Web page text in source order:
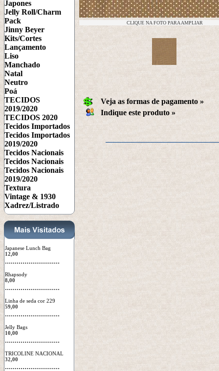
Japones
Jelly Roll/Charm
Pack
Jinny Beyer
Kits/Cortes
Lançamento
Liso
Manchado
Natal
Neutro
Poá
TECIDOS
2019/2020
TECIDOS 2020
Tecidos Importados
Tecidos Importados
2019/2020
Tecidos Nacionais
Tecidos Nacionais
Tecidos Nacionais
2019/2020
Textura
Vintage & 1930
Xadrez/Listrado
Japanese Lunch Bag
12,00
............................
Rhapsody
8,00
............................
Linha de seda cor 229
59,00
............................
Jelly Bags
10,00
............................
TRICOLINE NACIONAL
32,00
............................
CLIQUE NA FOTO PARA AMPLIAR
Veja as formas de pagamento »
Indique este produto »